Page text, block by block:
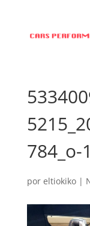
784_o-
por eltiokiko|